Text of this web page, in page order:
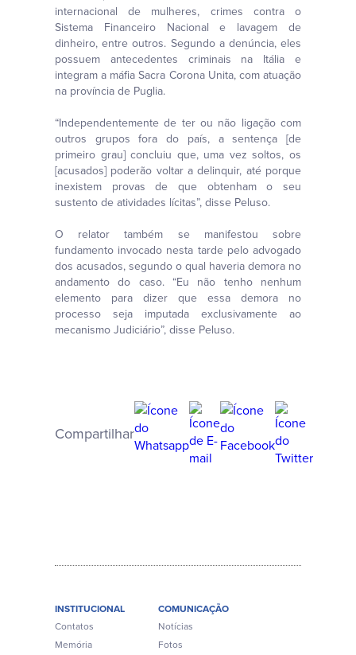
internacional de mulheres, crimes contra o
Sistema Financeiro Nacional e lavagem de
dinheiro, entre outros. Segundo a denúncia, eles
possuem antecedentes criminais na Itália e
integram a máfia Sacra Corona Unita, com atuação
na província de Puglia.
“Independentemente de ter ou não ligação com
outros grupos fora do país, a sentença [de
primeiro grau] concluiu que, uma vez soltos, os
[acusados] poderão voltar a delinquir, até porque
inexistem provas de que obtenham o seu
sustento de atividades lícitas”, disse Peluso.
O relator também se manifestou sobre
fundamento invocado nesta tarde pelo advogado
dos acusados, segundo o qual haveria demora no
andamento do caso. “Eu não tenho nenhum
elemento para dizer que essa demora no
processo seja imputada exclusivamente ao
mecanismo Judiciário”, disse Peluso.
Compartilhar
INSTITUCIONAL
Contatos
Memória
COMUNICAÇÃO
Notícias
Fotos